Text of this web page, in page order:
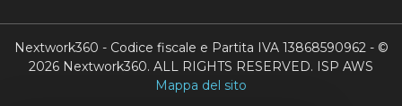
Nextwork360 - Codice fiscale e Partita IVA 13868590962 - ©
2026 Nextwork360. ALL RIGHTS RESERVED. ISP AWS
Mappa del sito